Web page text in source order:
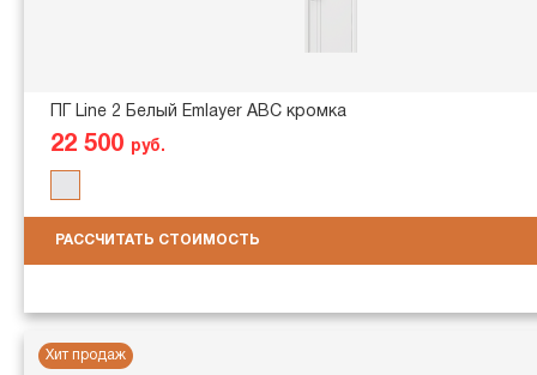
ПГ Line 2 Белый Emlayer АВС кромка
22 500 руб.
РАССЧИТАТЬ СТОИМОСТЬ
Хит продаж